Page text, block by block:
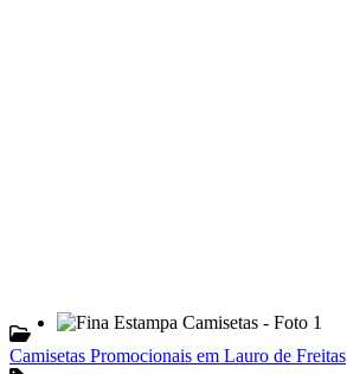
Camisetas Promocionais em Lauro de Freitas